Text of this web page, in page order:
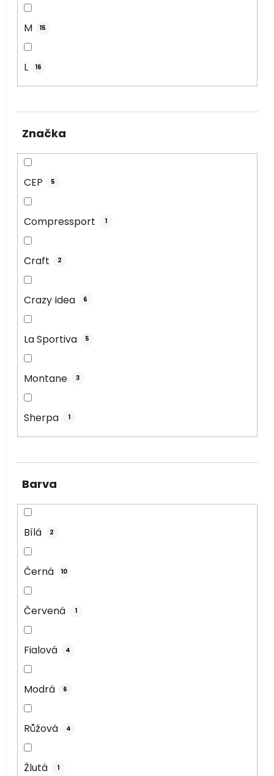
M 15
L 16
Značka
CEP 5
Compressport 1
Craft 2
Crazy Idea 6
La Sportiva 5
Montane 3
Sherpa 1
Barva
Bílá 2
Černá 10
Červená 1
Fialová 4
Modrá 6
Růžová 4
Žlutá 1